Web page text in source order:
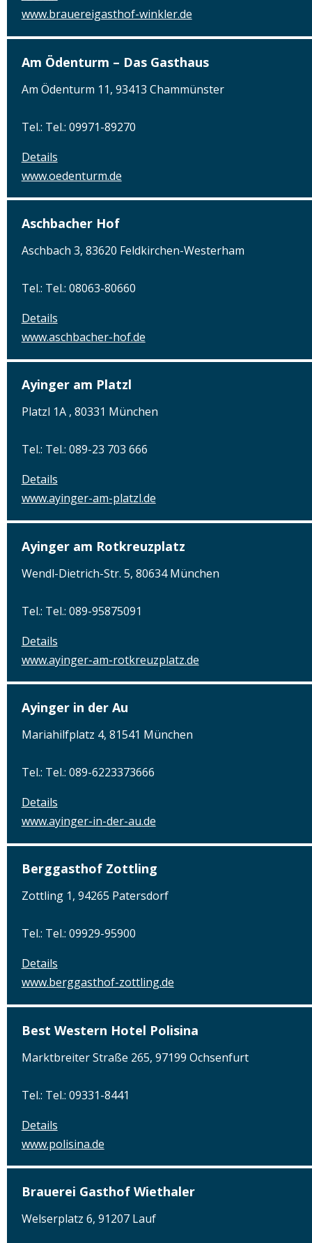
www.brauereigasthof-winkler.de
Am Ödenturm – Das Gasthaus
Am Ödenturm 11, 93413 Chammünster
Tel.: Tel.: 09971-89270
Details
www.oedenturm.de
Aschbacher Hof
Aschbach 3, 83620 Feldkirchen-Westerham
Tel.: Tel.: 08063-80660
Details
www.aschbacher-hof.de
Ayinger am Platzl
Platzl 1A , 80331 München
Tel.: Tel.: 089-23 703 666
Details
www.ayinger-am-platzl.de
Ayinger am Rotkreuzplatz
Wendl-Dietrich-Str. 5, 80634 München
Tel.: Tel.: 089-95875091
Details
www.ayinger-am-rotkreuzplatz.de
Ayinger in der Au
Mariahilfplatz 4, 81541 München
Tel.: Tel.: 089-6223373666
Details
www.ayinger-in-der-au.de
Berggasthof Zottling
Zottling 1, 94265 Patersdorf
Tel.: Tel.: 09929-95900
Details
www.berggasthof-zottling.de
Best Western Hotel Polisina
Marktbreiter Straße 265, 97199 Ochsenfurt
Tel.: Tel.: 09331-8441
Details
www.polisina.de
Brauerei Gasthof Wiethaler
Welserplatz 6, 91207 Lauf